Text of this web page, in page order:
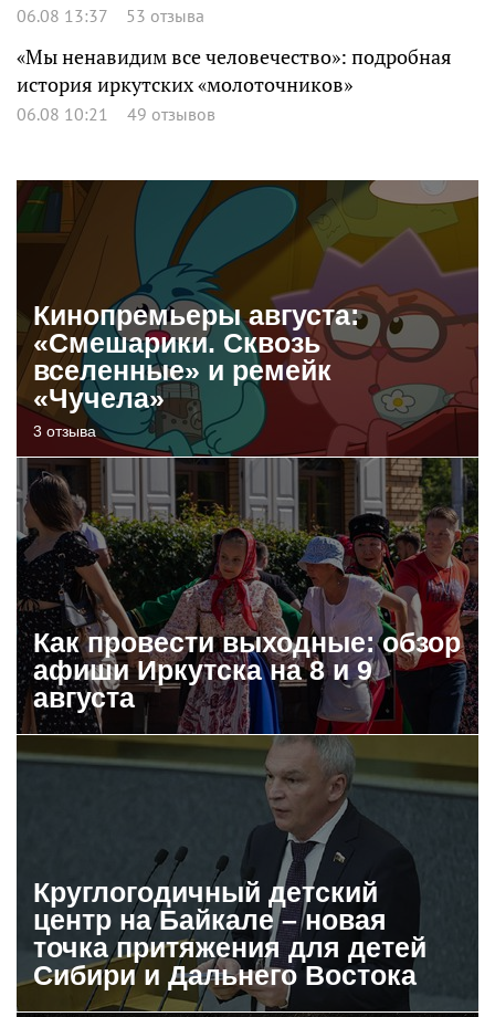
06.08 13:37 53 отзыва
«Мы ненавидим все человечество»: подробная
история иркутских «молоточников»
06.08 10:21 49 отзывов
Кинопремьеры августа:
«Смешарики. Сквозь
вселенные» и ремейк
«Чучела»
3 отзыва
Как провести выходные: обзор
афиши Иркутска на 8 и 9
августа
Круглогодичный детский
центр на Байкале – новая
точка притяжения для детей
Сибири и Дальнего Востока